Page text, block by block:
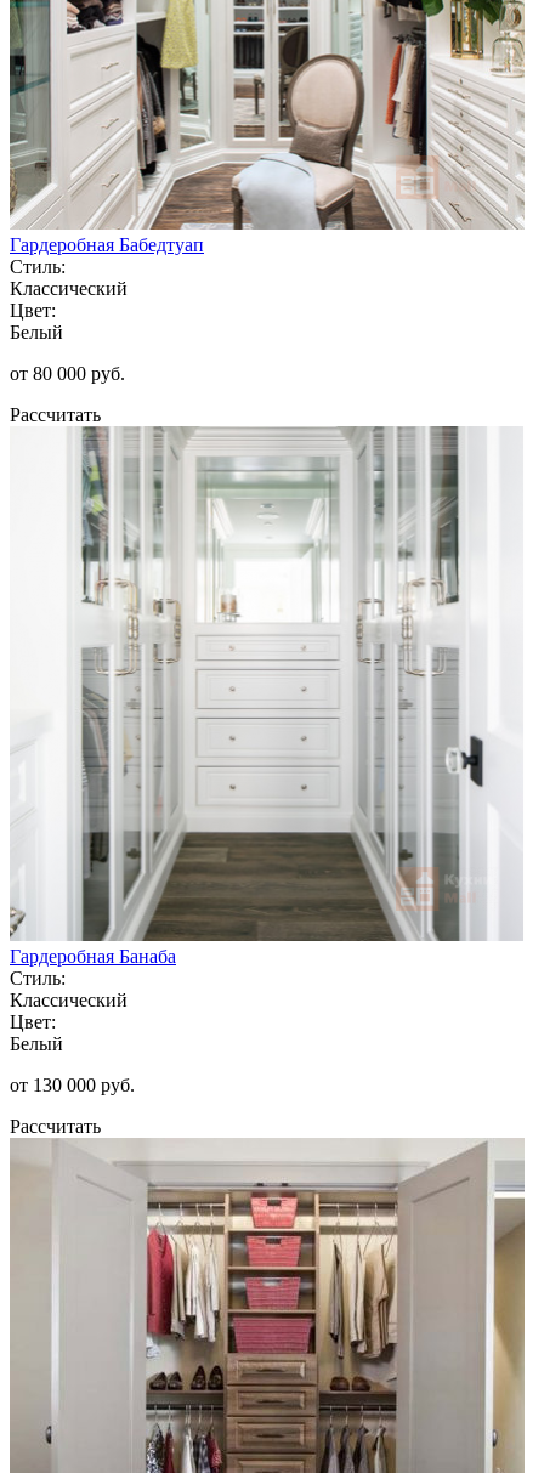
Гардеробная Бабедтуап
Стиль:
Классический
Цвет:
Белый
от 80 000 руб.
Рассчитать
Гардеробная Банаба
Стиль:
Классический
Цвет:
Белый
от 130 000 руб.
Рассчитать